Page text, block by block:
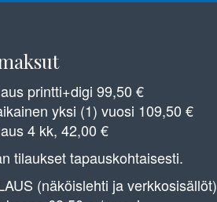
printti+digi 99,50 €
yksi (1) vuosi 109,50 €
4 kk, 42,00 €
tilaukset tapauskohtaisesti.
(näköislehti ja verkkosisällöt)